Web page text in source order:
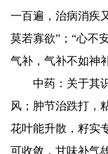
一百遍，治病消疾
莫若寡欲”；“心不
气补，气补不如神
中药：关于其
风；肿节治跌打，
花叶能升散，籽实
可收敛，甘味补气